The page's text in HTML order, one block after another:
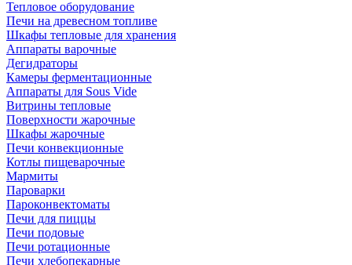
Тепловое оборудование
Печи на древесном топливе
Шкафы тепловые для хранения
Аппараты варочные
Дегидраторы
Камеры ферментационные
Аппараты для Sous Vide
Витрины тепловые
Поверхности жарочные
Шкафы жарочные
Печи конвекционные
Котлы пищеварочные
Мармиты
Пароварки
Пароконвектоматы
Печи для пиццы
Печи подовые
Печи ротационные
Печи хлебопекарные